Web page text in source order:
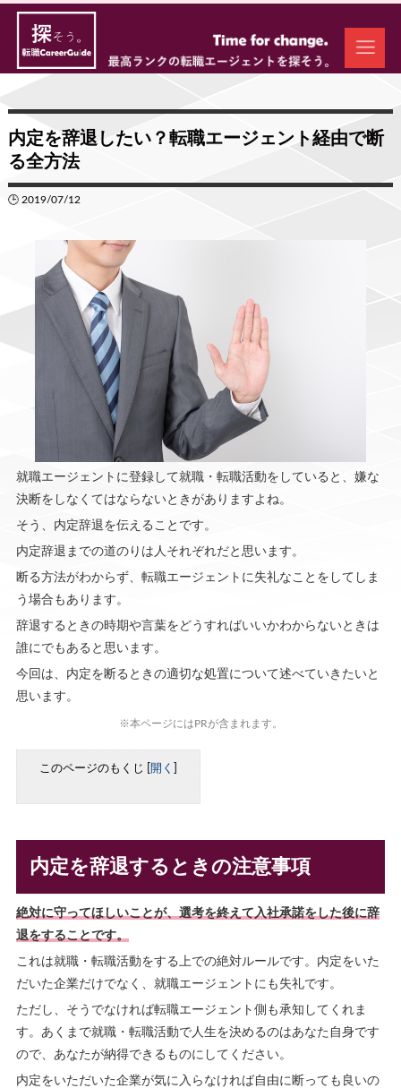
内定を辞退したい？転職エージェント経由で断
る全方法
🕒 2019/07/12
就職エージェントに登録して就職・転職活動をしていると、嫌な
決断をしなくてはならないときがありますよね。
そう、内定辞退を伝えることです。
内定辞退までの道のりは人それぞれだと思います。
断る方法がわからず、転職エージェントに失礼なことをしてしま
う場合もあります。
辞退するときの時期や言葉をどうすればいいかわからないときは
誰にでもあると思います。
今回は、内定を断るときの適切な処置について述べていきたいと
思います。
※本ページにはPRが含まれます。
このページのもくじ 開く
内定を辞退するときの注意事項
絶対に守ってほしいことが、選考を終えて入社承諾をした後に辞
退をすることです。
これは就職・転職活動をする上での絶対ルールです。内定をいた
だいた企業だけでなく、就職エージェントにも失礼です。
ただし、そうでなければ転職エージェント側も承知してくれま
す。あくまで就職・転職活動で人生を決めるのはあなた自身です
ので、あなたが納得できるものにしてください。
内定をいただいた企業が気に入らなければ自由に断っても良いの